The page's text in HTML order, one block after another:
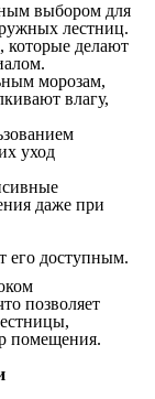
выбором для
лестниц.
делают
морозам,
влагу,
уход
даже при
его доступным.
позволяет
помещения.